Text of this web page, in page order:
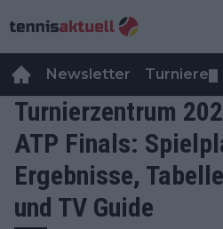
Newsletter Turniere
Turnierzentrum
ATP Finals:
Ergebnisse,
und TV Guide